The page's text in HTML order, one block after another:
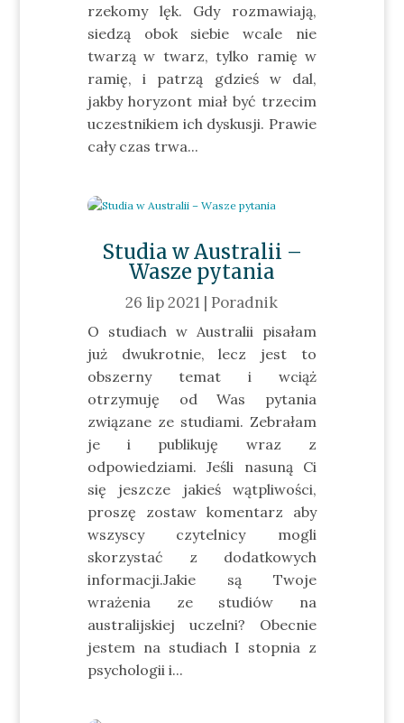
rzekomy lęk. Gdy rozmawiają,
siedzą obok siebie wcale nie
twarzą w twarz, tylko ramię w
ramię, i patrzą gdzieś w dal,
jakby horyzont miał być trzecim
uczestnikiem ich dyskusji. Prawie
cały czas trwa...
Studia w Australii –
Wasze pytania
26 lip 2021 | Poradnik
O studiach w Australii pisałam
już dwukrotnie, lecz jest to
obszerny temat i wciąż
otrzymuję od Was pytania
związane ze studiami. Zebrałam
je i publikuję wraz z
odpowiedziami. Jeśli nasuną Ci
się jeszcze jakieś wątpliwości,
proszę zostaw komentarz aby
wszyscy czytelnicy mogli
skorzystać z dodatkowych
informacji.Jakie są Twoje
wrażenia ze studiów na
australijskiej uczelni? Obecnie
jestem na studiach I stopnia z
psychologii i...